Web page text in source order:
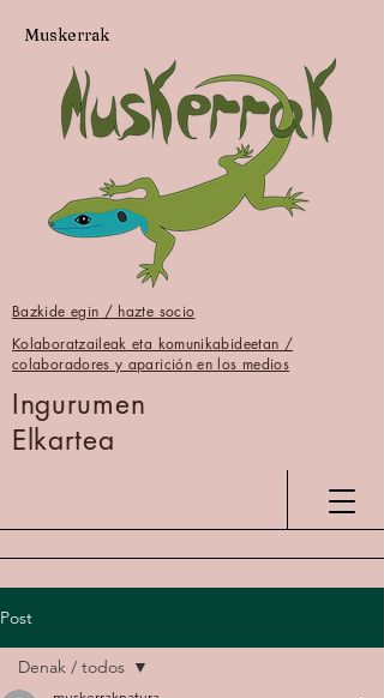
Ingurumen
Elkartea
Bazkide egin / hazte socio
Kolaboratzaileak eta komunikabideetan /
colaboradores y aparición en los medios
Muskerrak
Post
Denak / todos